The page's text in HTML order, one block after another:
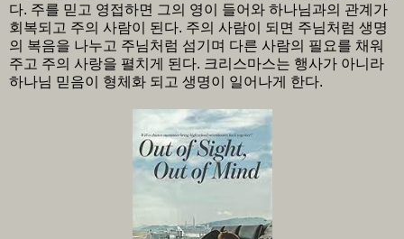
다. 주를 믿고 영접하면 그의 영이 들어와 하나님과의 관계가
회복되고 주의 사람이 된다. 주의 사람이 되면 주님처럼 생명
의 복음을 나누고 주님처럼 섬기며 다른 사람의 필요를 채워
주고 주의 사랑을 펼치게 된다. 크리스마스는 행사가 아니라
하나님 믿음이 형체화 되고 생명이 일어나게 한다.